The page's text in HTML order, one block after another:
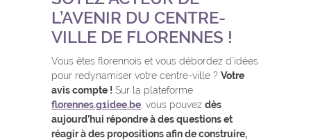
L’AVENIR DU CENTRE-
VILLE DE FLORENNES !
Vous êtes florennois et vous débordez d’idées
pour redynamiser votre centre-ville ? Votre
avis compte ! Sur la plateforme
florennes.g1idee.be , vous pouvez dès
aujourd’hui répondre à des questions et
réagir à des propositions afin de construire,